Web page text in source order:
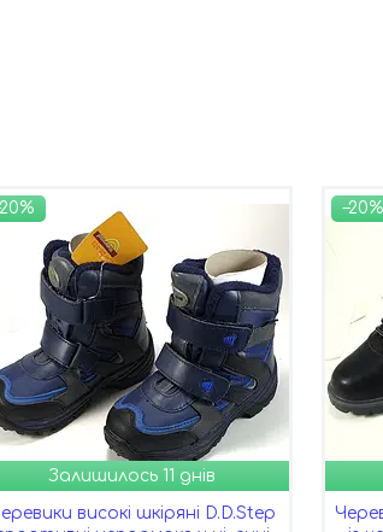
Залишилось 11 днів
високі шкіряні D.D.Step
–20%